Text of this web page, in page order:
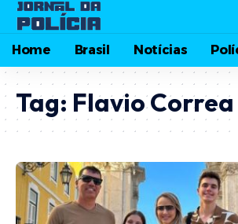
Home Brasil Notícias
Tag: Flavio